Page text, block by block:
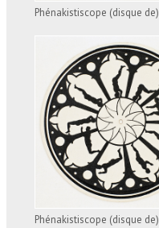
Phénakistiscope (disque de)
PHÉNAKISTISCOPE
(DISQUE DE)
VOIR L'APPAREIL
Phénakistiscope (disque de)